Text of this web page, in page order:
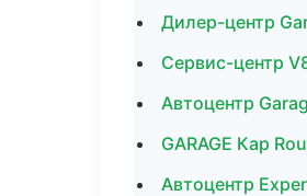
Дилер-центр
Сервис-центр
Автоцентр
GARAGE Кар
Автоцентр